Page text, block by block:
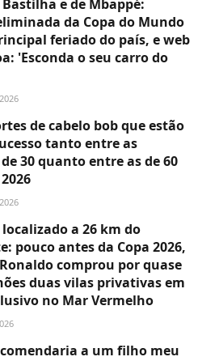
e de Mbappé:
da Copa do Mundo
feriado do país, e web
'Esconda o seu carro do
de cabelo bob que estão
tanto entre as
30 quanto entre as de 60
a 26 km do
pouco antes da Copa 2026,
comprou por quase
duas vilas privativas em
no Mar Vermelho
a um filho meu